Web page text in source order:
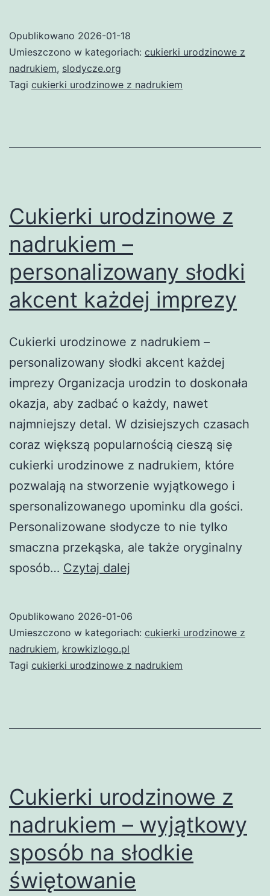
Opublikowano 2026-01-18
Umieszczono w kategoriach: cukierki urodzinowe z
nadrukiem, slodycze.org
Tagi cukierki urodzinowe z nadrukiem
Cukierki urodzinowe z
nadrukiem –
personalizowany słodki
akcent każdej imprezy
Cukierki urodzinowe z nadrukiem –
personalizowany słodki akcent każdej
imprezy Organizacja urodzin to doskonała
okazja, aby zadbać o każdy, nawet
najmniejszy detal. W dzisiejszych czasach
coraz większą popularnością cieszą się
cukierki urodzinowe z nadrukiem, które
pozwalają na stworzenie wyjątkowego i
spersonalizowanego upominku dla gości.
Personalizowane słodycze to nie tylko
smaczna przekąska, ale także oryginalny
sposób… Czytaj dalej
nadrukiem
personalizowany
każdej
Opublikowano 2026-01-06
Umieszczono w kategoriach: cukierki urodzinowe z
nadrukiem, krowkizlogo.pl
Tagi cukierki urodzinowe z nadrukiem
Cukierki urodzinowe z
nadrukiem – wyjątkowy
sposób na słodkie
świętowanie